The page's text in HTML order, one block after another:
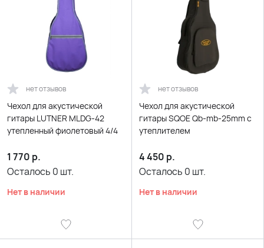
нет отзывов
Чехол для акустической
гитары LUTNER MLDG-42
утепленный фиолетовый 4/4
1 770 р.
Осталось 0 шт.
Нет в наличии
нет отзывов
Чехол для акустической
гитары SQOE Qb-mb-25mm с
утеплителем
4 450 р.
Осталось 0 шт.
Нет в наличии